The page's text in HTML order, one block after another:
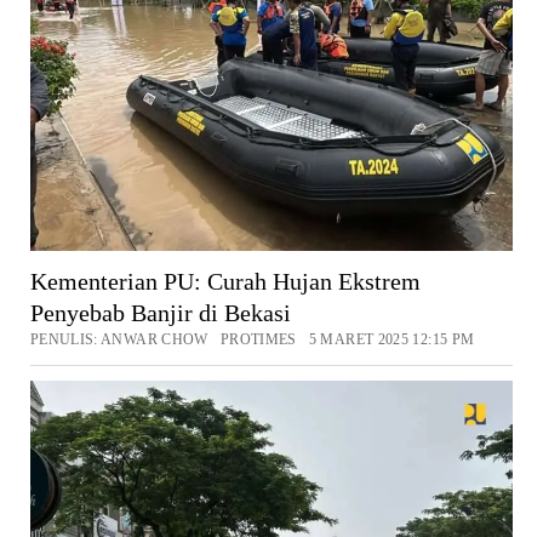
Kementerian PU: Curah Hujan Ekstrem
Penyebab Banjir di Bekasi
PENULIS: ANWAR CHOW PROTIMES 5 MARET 2025 12:15 PM